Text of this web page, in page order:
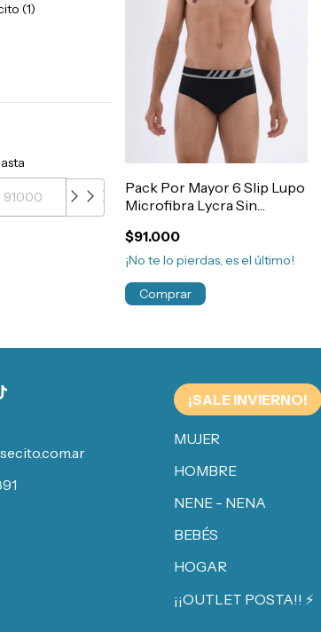
(1)
Pack Por Mayor 6 Slip Lupo
Microfibra Lycra Sin
$91.000
¡No te lo pierdas, es el último!
Comprar
¡SALE INVIERNO!
MUJER
HOMBRE
NENE - NENA
BEBÉS
HOGAR
¡¡OUTLET POSTA!! ⚡️